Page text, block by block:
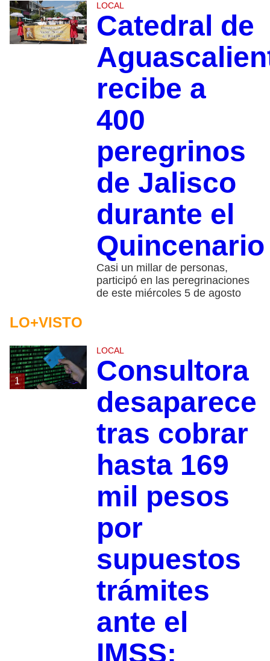
LOCAL
Catedral de
recibe a
400
peregrinos
de Jalisco
durante el
Quincenario
Casi un millar de personas,
participó en las peregrinaciones
de este miércoles 5 de agosto
LO+VISTO
1
LOCAL
Consultora
desaparece
tras cobrar
hasta 169
mil pesos
por
supuestos
trámites
ante el
IMSS;